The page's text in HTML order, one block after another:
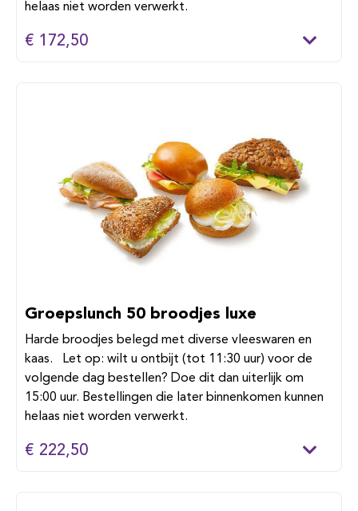
helaas niet worden verwerkt.
€ 172,50
Groepslunch 50 broodjes luxe
Harde broodjes belegd met diverse vleeswaren en
kaas. Let op: wilt u ontbijt (tot 11:30 uur) voor de
volgende dag bestellen? Doe dit dan uiterlijk om
15:00 uur. Bestellingen die later binnenkomen kunnen
helaas niet worden verwerkt.
€ 222,50